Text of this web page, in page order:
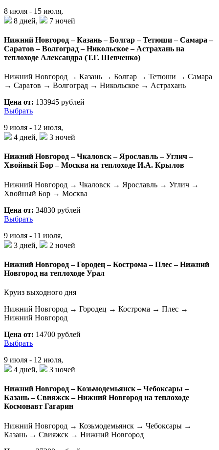
8 июля - 15 июля,
8 дней,
7 ночей
Нижний Новгород – Казань – Болгар – Тетюши – Самара –
Саратов – Волгоград – Никольское – Астрахань на
теплоходе Александра (Т.Г. Шевченко)
Нижний Новгород → Казань → Болгар → Тетюши → Самара
→ Саратов → Волгоград → Никольское → Астрахань
Цена от: 133945 рублей
Выбрать
9 июля - 12 июля,
4 дней,
3 ночей
Нижний Новгород – Чкаловск – Ярославль – Углич –
Хвойный Бор – Москва на теплоходе И.А. Крылов
Нижний Новгород → Чкаловск → Ярославль → Углич →
Хвойный Бор → Москва
Цена от: 34830 рублей
Выбрать
9 июля - 11 июля,
3 дней,
2 ночей
Нижний Новгород – Городец – Кострома – Плес – Нижний
Новгород на теплоходе Урал
Круиз выходного дня
Нижний Новгород → Городец → Кострома → Плес →
Нижний Новгород
Цена от: 14700 рублей
Выбрать
9 июля - 12 июля,
4 дней,
3 ночей
Нижний Новгород – Козьмодемьянск – Чебоксары –
Казань – Свияжск – Нижний Новгород на теплоходе
Космонавт Гагарин
Нижний Новгород → Козьмодемьянск → Чебоксары →
Казань → Свияжск → Нижний Новгород